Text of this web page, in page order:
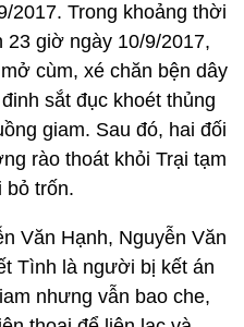
2017. Trong khoảng thời
giờ ngày 10/9/2017,
cùm, xé chăn bện dây
sắt đục khoét thủng
giam. Sau đó, hai đối
rào thoát khỏi Trại tạm
bỏ trốn.
Văn Hạnh, Nguyễn Văn
Tình là người bị kết án
nhưng vẫn bao che,